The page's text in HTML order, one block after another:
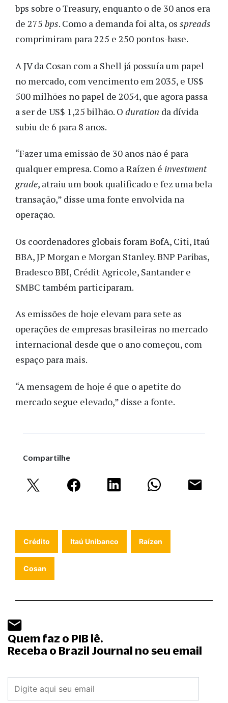
bps sobre o Treasury, enquanto o de 30 anos era
de 275 bps. Como a demanda foi alta, os spreads
comprimiram para 225 e 250 pontos-base.
A JV da Cosan com a Shell já possuía um papel
no mercado, com vencimento em 2035, e US$
500 milhões no papel de 2054, que agora passa
a ser de US$ 1,25 bilhão. O duration da dívida
subiu de 6 para 8 anos.
“Fazer uma emissão de 30 anos não é para
qualquer empresa. Como a Raízen é investment
grade, atraiu um book qualificado e fez uma bela
transação,” disse uma fonte envolvida na
operação.
Os coordenadores globais foram BofA, Citi, Itaú
BBA, JP Morgan e Morgan Stanley. BNP Paribas,
Bradesco BBI, Crédit Agricole, Santander e
SMBC também participaram.
As emissões de hoje elevam para sete as
operações de empresas brasileiras no mercado
internacional desde que o ano começou, com
espaço para mais.
“A mensagem de hoje é que o apetite do
mercado segue elevado,” disse a fonte.
Compartilhe
Crédito Itaú Unibanco Raízen
Cosan
Quem faz o PIB lê.
Receba o Brazil Journal no seu email